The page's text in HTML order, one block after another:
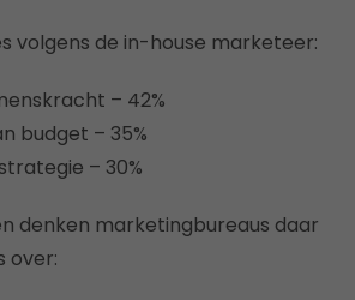
volgens de in-house marketeer:
– 42%
budget – 35%
– 30%
denken marketingbureaus daar
over: